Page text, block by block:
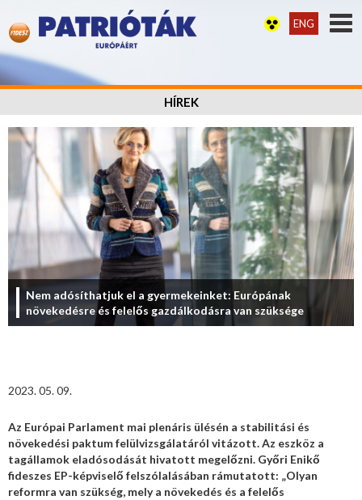
ENG
HÍREK
Nem adósíthatjuk el a gyermekeinket: Európának
növekedésre és felelős gazdálkodásra van szüksége
2023. 05. 09.
Az Európai Parlament mai plenáris ülésén a stabilitási és
növekedési paktum felülvizsgálatáról vitázott. Az eszköz a
tagállamok eladósodását hivatott megelőzni. Győri Enikő
fideszes EP-képviselő felszólalásában rámutatott: „Olyan
reformra van szükség, mely a növekedés és a felelős